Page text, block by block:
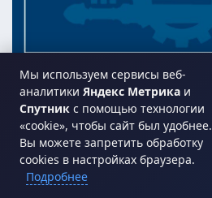
Мы используем сервисы веб-
аналитики Яндекс Метрика и
Спутник с помощью технологии
«cookie», чтобы сайт был удобнее.
Вы можете запретить обработку
cookies в настройках браузера.
Подробнее